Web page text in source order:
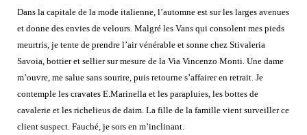
Dans la capitale de la mode italienne, l’automne est sur les larges avenues
et donne des envies de velours. Malgré les Vans qui consolent mes pieds
meurtris, je tente de prendre l’air vénérable et sonne chez Stivaleria
Savoia, bottier et sellier sur mesure de la Via Vincenzo Monti. Une dame
m’ouvre, me salue sans sourire, puis retourne s’affairer en retrait. Je
contemple les cravates E.Marinella et les parapluies, les bottes de
cavalerie et les richelieus de daim. La fille de la famille vient surveiller ce
client suspect. Fauché, je sors en m’inclinant.